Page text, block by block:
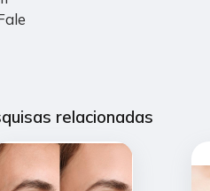
relacionadas